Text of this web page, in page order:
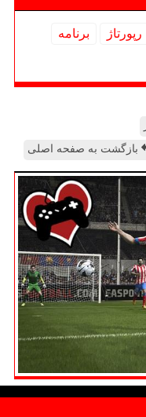
رپورتاژ
برنامه
بازگشت به صفحه اصلی